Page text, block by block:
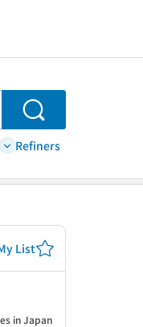
Search
Refiners
List
in Japan